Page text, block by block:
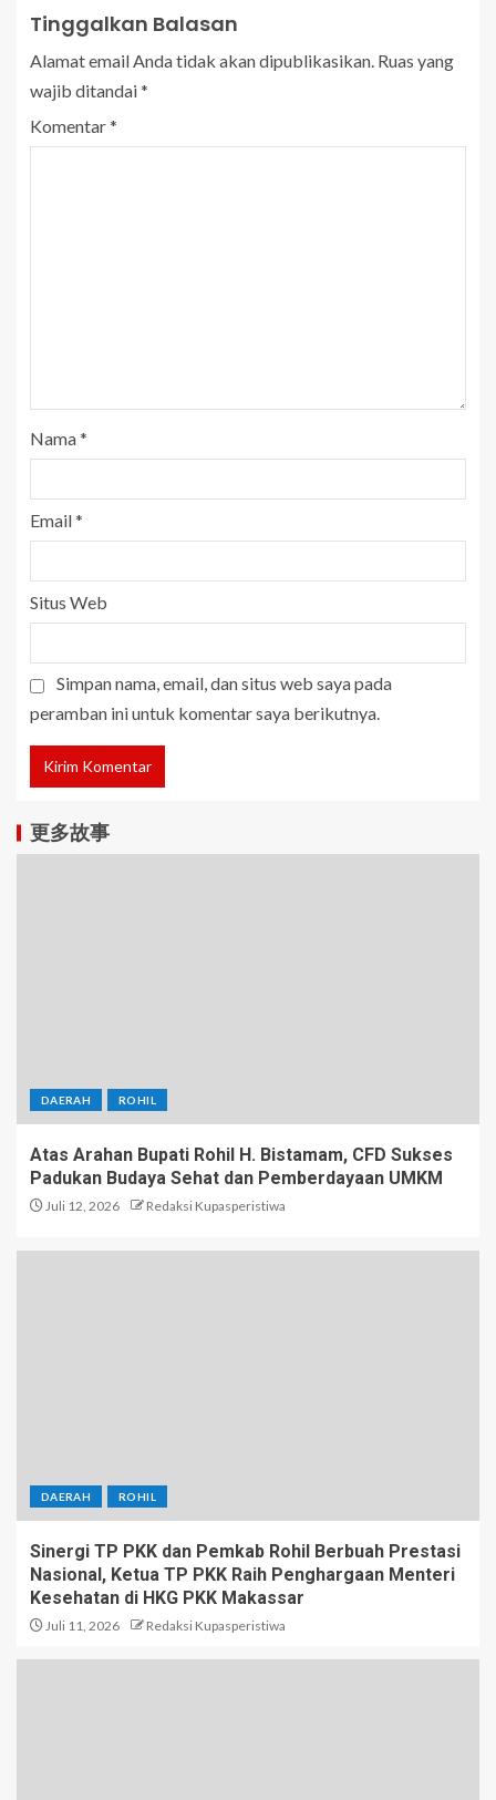
Tinggalkan Balasan
Alamat email Anda tidak akan dipublikasikan. Ruas yang
wajib ditandai*
Komentar*
Nama*
Email*
Situs Web
Simpan nama, email, dan situs web saya pada
peramban ini untuk komentar saya berikutnya.
更多故事
DAERAH ROHIL
Atas Arahan Bupati Rohil H. Bistamam, CFD Sukses
Padukan Budaya Sehat dan Pemberdayaan UMKM
Juli 12, 2026 Redaksi Kupasperistiwa
DAERAH ROHIL
Sinergi TP PKK dan Pemkab Rohil Berbuah Prestasi
Nasional, Ketua TP PKK Raih Penghargaan Menteri
Kesehatan di HKG PKK Makassar
Juli 11, 2026 Redaksi Kupasperistiwa